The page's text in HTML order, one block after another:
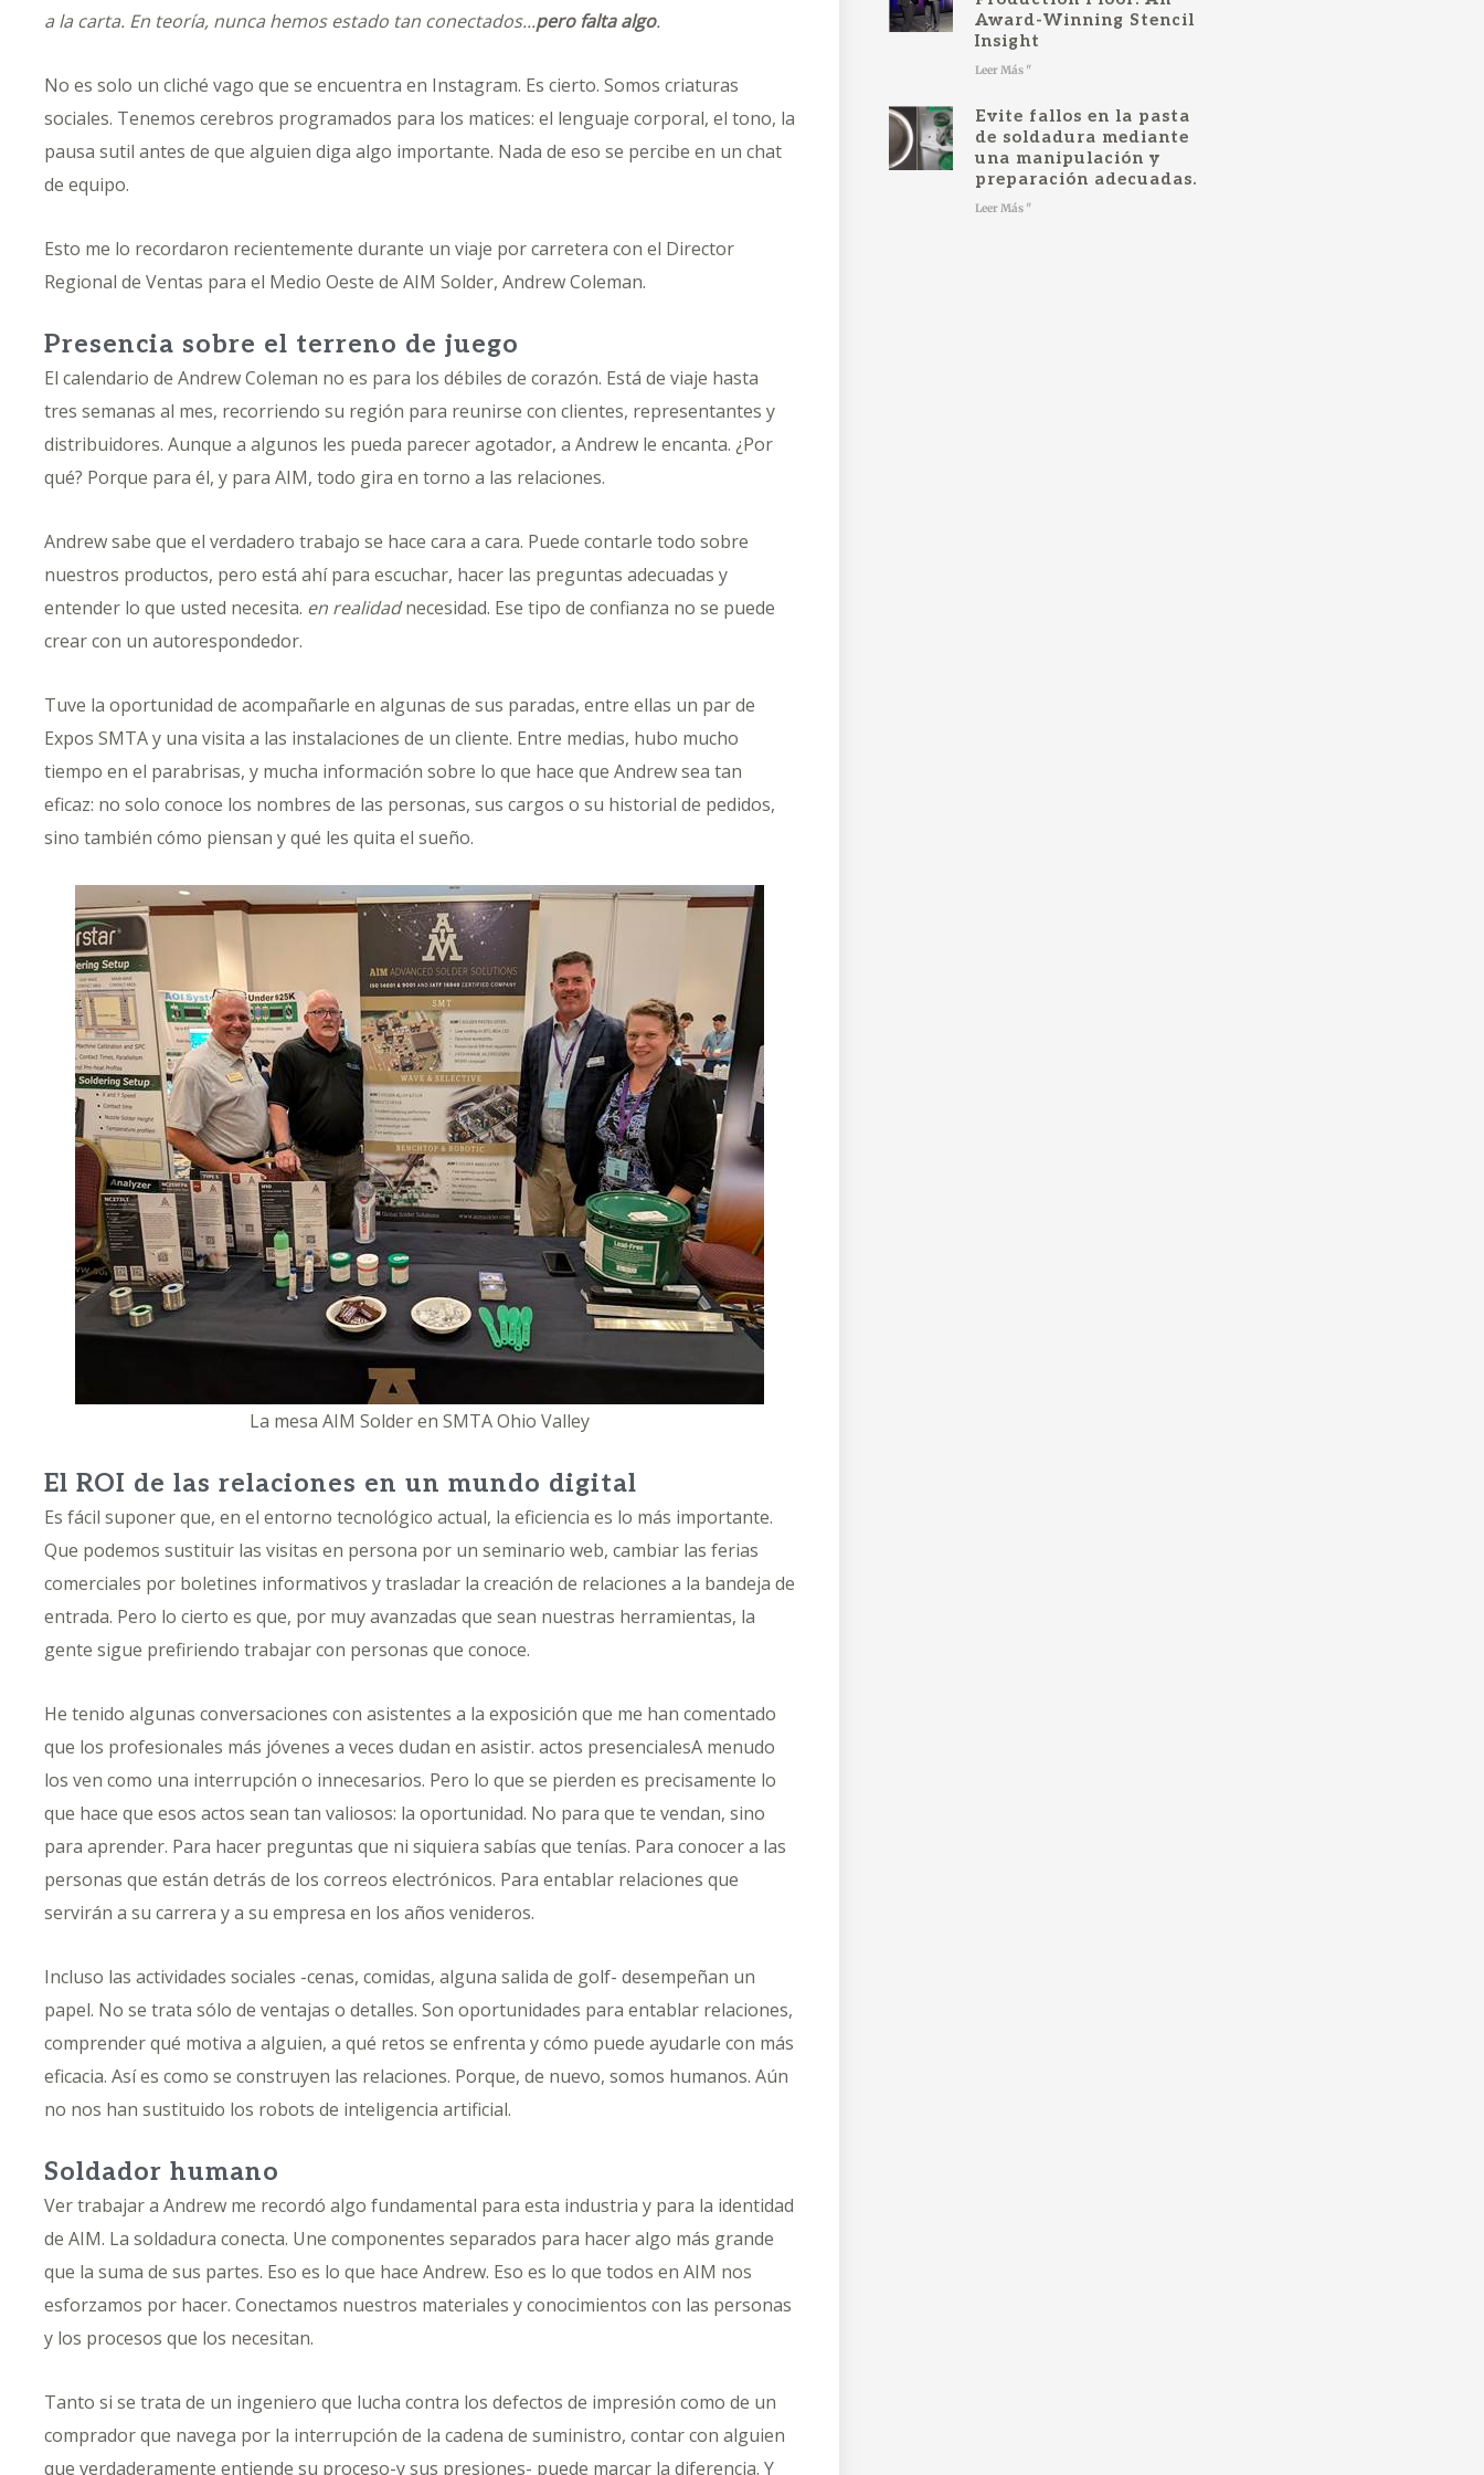
a la carta. En teoría, nunca hemos estado tan conectados...pero falta algo.
No es solo un cliché vago que se encuentra en Instagram. Es cierto. Somos criaturas
sociales. Tenemos cerebros programados para los matices: el lenguaje corporal, el tono, la
pausa sutil antes de que alguien diga algo importante. Nada de eso se percibe en un chat
de equipo.
Esto me lo recordaron recientemente durante un viaje por carretera con el Director
Regional de Ventas para el Medio Oeste de AIM Solder, Andrew Coleman.
Presencia sobre el terreno de juego
El calendario de Andrew Coleman no es para los débiles de corazón. Está de viaje hasta
tres semanas al mes, recorriendo su región para reunirse con clientes, representantes y
distribuidores. Aunque a algunos les pueda parecer agotador, a Andrew le encanta. ¿Por
qué? Porque para él, y para AIM, todo gira en torno a las relaciones.
Andrew sabe que el verdadero trabajo se hace cara a cara. Puede contarle todo sobre
nuestros productos, pero está ahí para escuchar, hacer las preguntas adecuadas y
entender lo que usted necesita. en realidadnecesidad. Ese tipo de confianza no se puede
crear con un autorespondedor.
Tuve la oportunidad de acompañarle en algunas de sus paradas, entre ellas un par de
Expos SMTAy una visita a las instalaciones de un cliente. Entre medias, hubo mucho
tiempo en el parabrisas, y mucha información sobre lo que hace que Andrew sea tan
eficaz: no solo conoce los nombres de las personas, sus cargos o su historial de pedidos,
sino también cómo piensan y qué les quita el sueño.
La mesa AIM Solder en SMTA Ohio Valley
El ROI de las relaciones en un mundo digital
Es fácil suponer que, en el entorno tecnológico actual, la eficiencia es lo más importante.
Que podemos sustituir las visitas en persona por un seminario web, cambiar las ferias
comerciales por boletines informativos y trasladar la creación de relaciones a la bandeja de
entrada. Pero lo cierto es que, por muy avanzadas que sean nuestras herramientas, la
gente sigue prefiriendo trabajar con personas que conoce.
He tenido algunas conversaciones con asistentes a la exposición que me han comentado
que los profesionales más jóvenes a veces dudan en asistir. actos presencialesA menudo
los ven como una interrupción o innecesarios. Pero lo que se pierden es precisamente lo
que hace que esos actos sean tan valiosos: la oportunidad. No para que te vendan, sino
para aprender. Para hacer preguntas que ni siquiera sabías que tenías. Para conocer a las
personas que están detrás de los correos electrónicos. Para entablar relaciones que
servirán a su carrera y a su empresa en los años venideros.
Incluso las actividades sociales -cenas, comidas, alguna salida de golf- desempeñan un
papel. No se trata sólo de ventajas o detalles. Son oportunidades para entablar relaciones,
comprender qué motiva a alguien, a qué retos se enfrenta y cómo puede ayudarle con más
eficacia. Así es como se construyen las relaciones. Porque, de nuevo, somos humanos. Aún
no nos han sustituido los robots de inteligencia artificial.
Soldador humano
Ver trabajar a Andrew me recordó algo fundamental para esta industria y para la identidad
de AIM. La soldadura conecta. Une componentes separados para hacer algo más grande
que la suma de sus partes. Eso es lo que hace Andrew. Eso es lo que todos en AIM nos
esforzamos por hacer. Conectamos nuestros materiales y conocimientos con las personas
y los procesos que los necesitan.
Tanto si se trata de un ingeniero que lucha contra los defectos de impresión como de un
comprador que navega por la interrupción de la cadena de suministro, contar con alguien
que verdaderamente entiende su proceso-y sus presiones- puede marcar la diferencia. Y
Award-Winning Stencil
Insight
Leer Más "
Evite fallos en la pasta
de soldadura mediante
una manipulación y
preparación adecuadas.
Leer Más "